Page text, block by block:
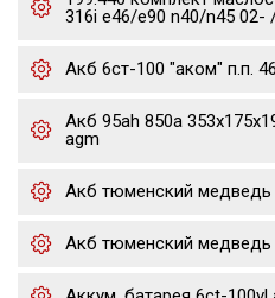
316i e46/e90 n40/n45 02-
Акб 6ст-100 "аком" п.п.
Акб 95ah 850a
agm
Акб тюменский
Акб тюменский медведь